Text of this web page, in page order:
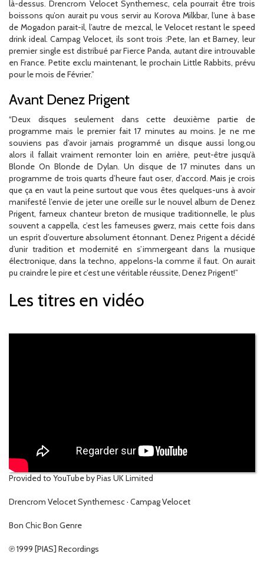
là-dessus. Drencrom Velocet Synthemesc, cela pourrait être trois
boissons qu’on aurait pu vous servir au Korova Milkbar, l’une à base
de Mogadon parait-il, l’autre de mezcal, le Velocet restant le speed
drink ideal. Campag Velocet, ils sont trois :Pete, Ian et Barney, leur
premier single est distribué par Fierce Panda, autant dire introuvable
en France. Petite exclu maintenant, le prochain Little Rabbits, prévu
pour le mois de Février.”
Avant Denez Prigent
“Deux disques seulement dans cette deuxième partie de
programme mais le premier fait 17 minutes au moins. Je ne me
souviens pas d’avoir jamais programmé un disque aussi long,ou
alors il fallait vraiment remonter loin en arrière, peut-être jusqu’à
Blonde On Blonde de Dylan. Un disque de 17 minutes dans un
programme de trois quarts d’heure faut oser, d’accord. Mais je crois
que ça en vaut la peine surtout que vous êtes quelques-uns à avoir
manifesté l’envie de jeter une oreille sur le nouvel album de Denez
Prigent, fameux chanteur breton de musique traditionnelle, le plus
souvent a cappella, c’est les fameuses gwerz, mais cette fois dans
un esprit d’ouverture absolument étonnant. Denez Prigent a décidé
d’unir tradition et modernité en s’immergeant dans la musique
électronique, dans la techno, appelons-la comme il faut. On aurait
pu craindre le pire et c’est une véritable réussite, Denez Prigent!”
Les titres en vidéo
Provided to YouTube by Pias UK Limited
Drencrom Velocet Synthemesc · Campag Velocet
Bon Chic Bon Genre
℗ 1999 [PIAS] Recordings